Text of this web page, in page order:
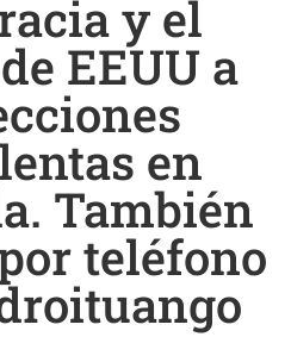
y el
EEUU a
en
También
teléfono